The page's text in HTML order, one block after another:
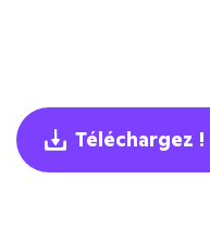
Téléchargez !